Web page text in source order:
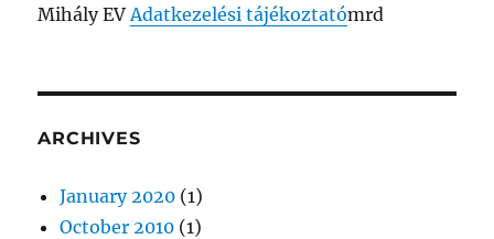
Mihály EVAdatkezelési tájékoztatómrd
ARCHIVES
January 2020 (1)
October 2010 (1)